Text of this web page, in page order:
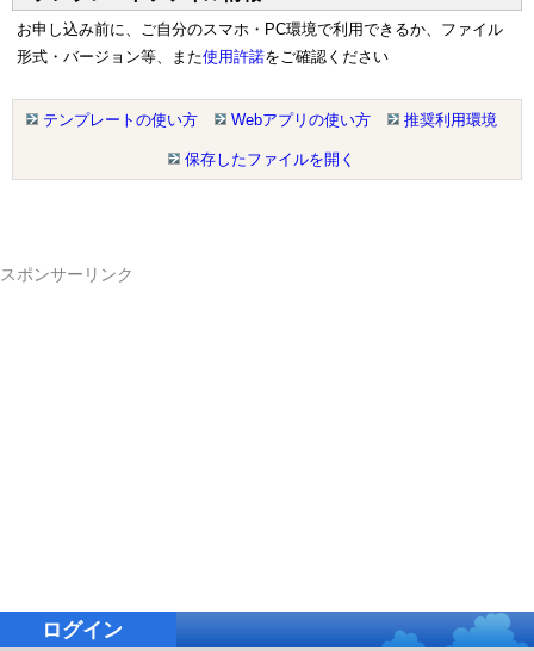
お申し込み前に、ご自分のスマホ・PC環境で利用できるか、ファイル
形式・バージョン等、また使用許諾をご確認ください
テンプレートの使い方 Webアプリの使い方 推奨利用環境
保存したファイルを開く
スポンサーリンク
ログイン